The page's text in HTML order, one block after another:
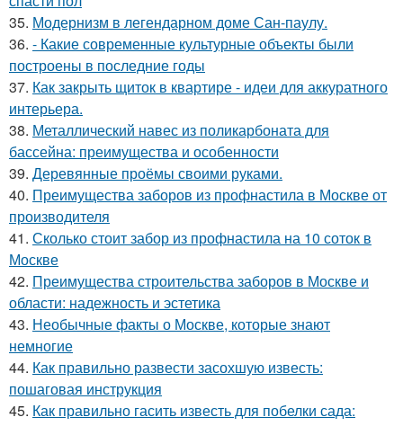
35. Модернизм в легендарном доме Сан-паулу.
36. - Какие современные культурные объекты были
построены в последние годы
37. Как закрыть щиток в квартире - идеи для аккуратного
интерьера.
38. Металлический навес из поликарбоната для
бассейна: преимущества и особенности
39. Деревянные проёмы своими руками.
40. Преимущества заборов из профнастила в Москве от
производителя
41. Сколько стоит забор из профнастила на 10 соток в
Москве
42. Преимущества строительства заборов в Москве и
области: надежность и эстетика
43. Необычные факты о Москве, которые знают
немногие
44. Как правильно развести засохшую известь:
пошаговая инструкция
45. Как правильно гасить известь для побелки сада: